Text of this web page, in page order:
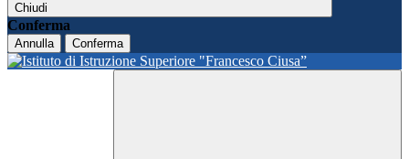
Chiudi
Conferma
Annulla Conferma